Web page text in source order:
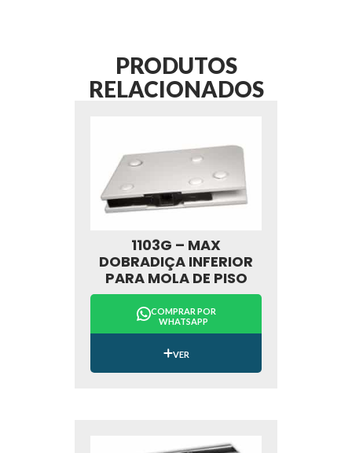
PRODUTOS
RELACIONADOS
1103G – MAX
DOBRADIÇA INFERIOR
PARA MOLA DE PISO
COMPRAR POR
WHATSAPP
VER